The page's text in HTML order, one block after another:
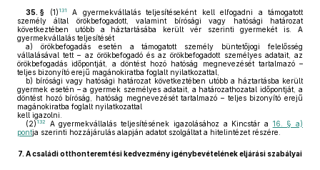
35. § (1) 131
A gyermekvállalás teljesítéseként kell elfogadni a támogatott
személy által örökbefogadott, valamint bírósági vagy hatósági határozat
következtében utóbb a háztartásába került vér szerinti gyermekét is. A
gyermekvállalás teljesítését
a) örökbefogadás esetén a támogatott személy büntetőjogi felelősség
vállalásával tett – az örökbefogadó és az örökbefogadott személyes adatait, az
örökbefogadás időpontját, a döntést hozó hatóság megnevezését tartalmazó –
teljes bizonyító erejű magánokiratba foglalt nyilatkozattal,
b) bírósági vagy hatósági határozat következtében utóbb a háztartásba került
gyermek esetén – a gyermek személyes adatait, a határozathozatal időpontját, a
döntést hozó bíróság, hatóság megnevezését tartalmazó – teljes bizonyító erejű
magánokiratba foglalt nyilatkozattal
kell igazolni.
(2) 132 A gyermekvállalás teljesítésének igazolásához a Kincstár a 16. § a)
pontja szerinti hozzájárulás alapján adatot szolgáltat a hitelintézet részére.
7. A családi otthonteremtési kedvezmény igénybevételének eljárási szabályai